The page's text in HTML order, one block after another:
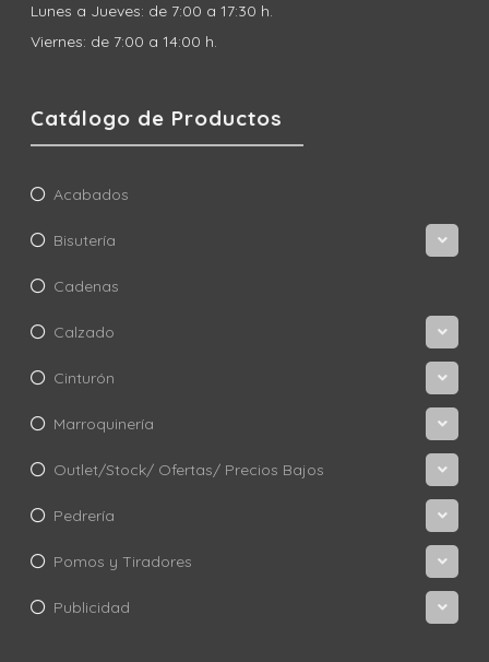
Lunes a Jueves: de 7:00 a 17:30 h.
Viernes: de 7:00 a 14:00 h.
Catálogo de Productos
Acabados
Bisutería
Cadenas
Calzado
Cinturón
Marroquinería
Outlet/Stock/ Ofertas/ Precios Bajos
Pedrería
Pomos y Tiradores
Publicidad